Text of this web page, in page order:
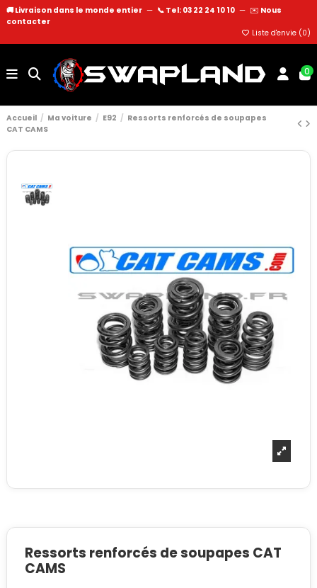
🚚 Livraison dans le monde entier — 📞 Tel: 03 22 24 10 10 — ✉️ Nous
contacter
Liste d'envie (0)
0
Accueil Ma voiture E92
Ressorts renforcés de soupapes
CAT CAMS
Ressorts renforcés de soupapes CAT
CAMS